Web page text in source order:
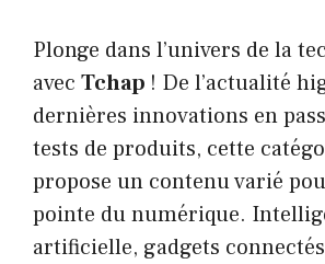
Plonge dans l’univers de la
avec Tchap ! De l’actualité
dernières innovations en
tests de produits, cette
propose un contenu varié
pointe du numérique.
artificielle, gadgets